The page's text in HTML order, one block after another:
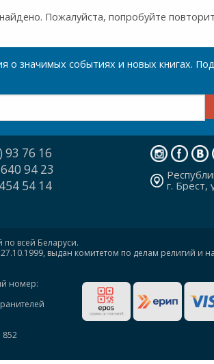
Пожалуйста, попробуйте
о значимых событиях и новых книгах.
93 76 16
640 94 23
54 14
г. Брест,
по всей Беларуси.
выдан комитетом по делам религий и
номер:
852